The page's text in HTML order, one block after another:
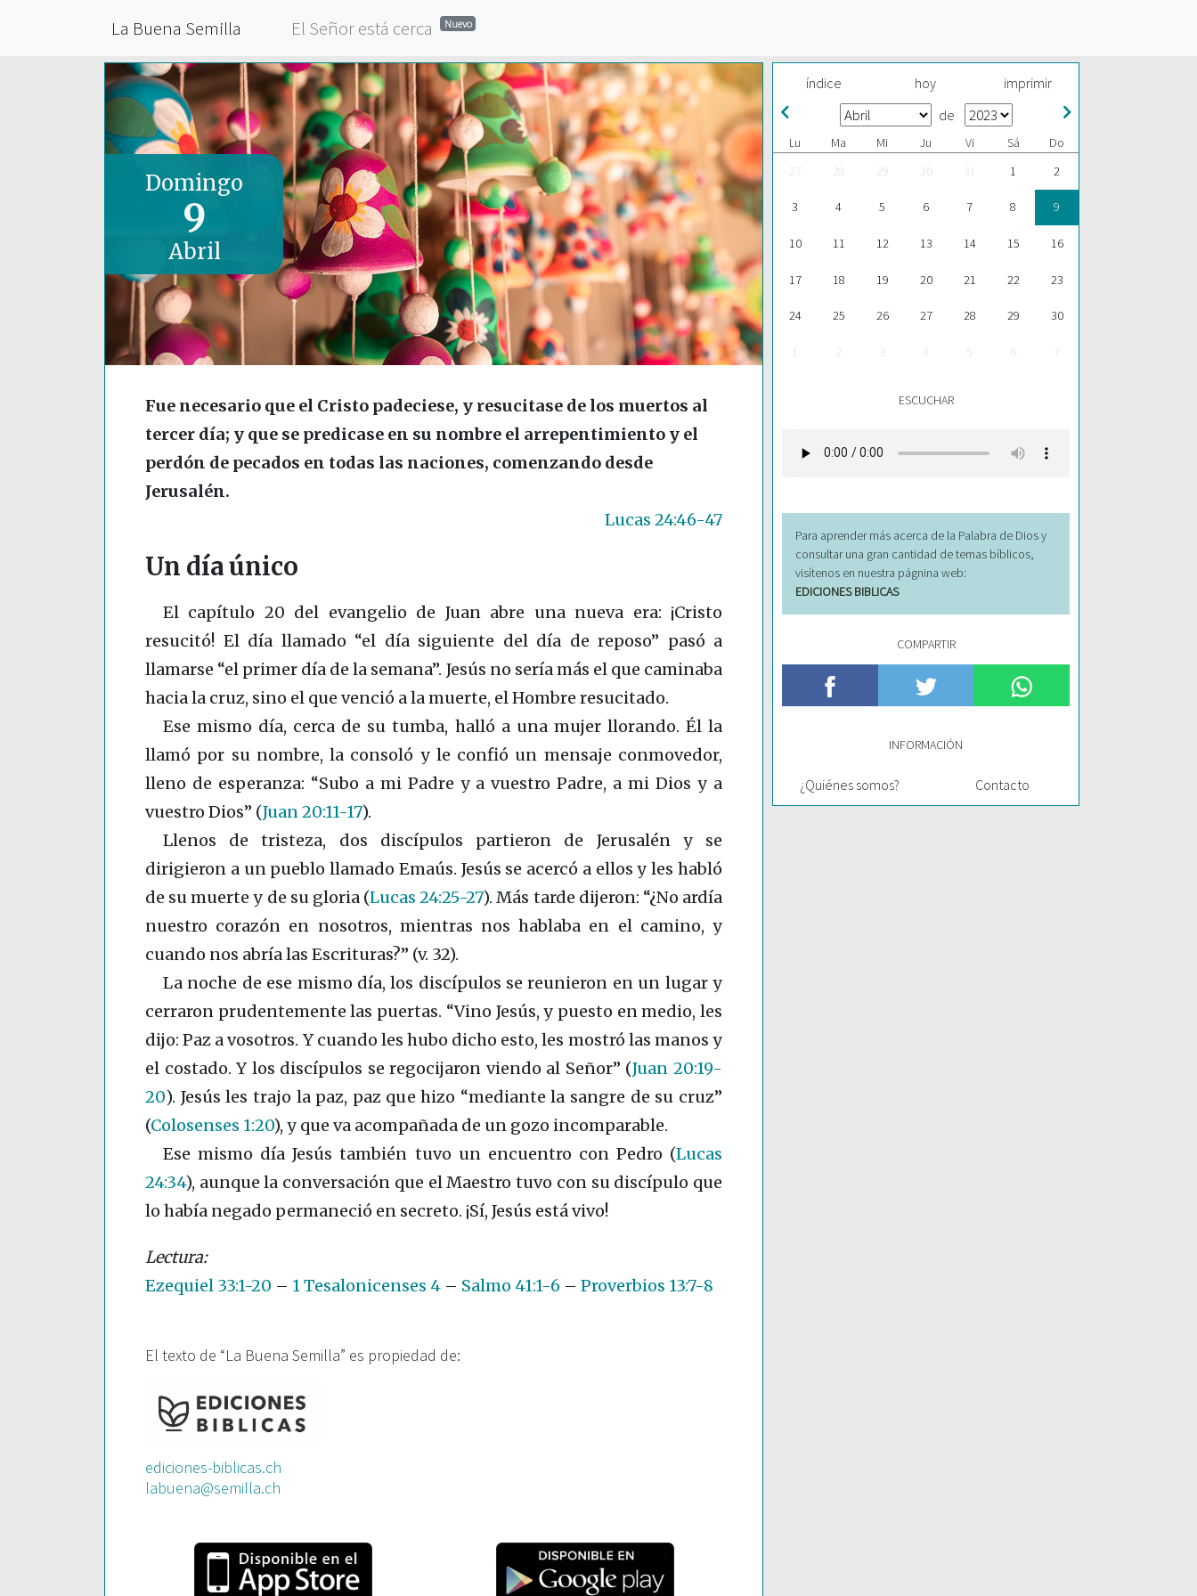
La Buena Semilla El Señor está cerca Nuevo
Domingo
9
Abril
Fue necesario que el Cristo padeciese, y resucitase de los muertos al
tercer día; y que se predicase en su nombre el arrepentimiento y el
perdón de pecados en todas las naciones, comenzando desde
Jerusalén.
Lucas 24:46-47
Un día único
El capítulo 20 del evangelio de Juan abre una nueva era: ¡Cristo
resucitó! El día llamado “el día siguiente del día de reposo” pasó a
llamarse “el primer día de la semana”. Jesús no sería más el que caminaba
hacia la cruz, sino el que venció a la muerte, el Hombre resucitado.
Ese mismo día, cerca de su tumba, halló a una mujer llorando. Él la
llamó por su nombre, la consoló y le confió un mensaje conmovedor,
lleno de esperanza: “Subo a mi Padre y a vuestro Padre, a mi Dios y a
vuestro Dios” (Juan 20:11-17).
Llenos de tristeza, dos discípulos partieron de Jerusalén y se
dirigieron a un pueblo llamado Emaús. Jesús se acercó a ellos y les habló
de su muerte y de su gloria (Lucas 24:25-27). Más tarde dijeron: “¿No ardía
nuestro corazón en nosotros, mientras nos hablaba en el camino, y
cuando nos abría las Escrituras?” (v. 32).
La noche de ese mismo día, los discípulos se reunieron en un lugar y
cerraron prudentemente las puertas. “Vino Jesús, y puesto en medio, les
dijo: Paz a vosotros. Y cuando les hubo dicho esto, les mostró las manos y
el costado. Y los discípulos se regocijaron viendo al Señor” (Juan 20:19-
20). Jesús les trajo la paz, paz que hizo “mediante la sangre de su cruz”
(Colosenses 1:20), y que va acompañada de un gozo incomparable.
Ese mismo día Jesús también tuvo un encuentro con Pedro (Lucas
24:34), aunque la conversación que el Maestro tuvo con su discípulo que
lo había negado permaneció en secreto. ¡Sí, Jesús está vivo!
Ezequiel 33:1-20 – 1 Tesalonicenses 4 – Salmo 41:1-6 – Proverbios 13:7-8
El texto de “La Buena Semilla” es propiedad de:
ediciones-biblicas.ch
labuena@semilla.ch
índice hoy imprimir
de
Lu Ma Mi Ju Vi Sá
Do
27
28 29 30 31 1 2
3 4 5 6 7 8 9
10 11 12 13 14 15 16
17 18 19 20 21 22 23
24 25 26 27 28 29 30
1 2 3 4 5 6 7
ESCUCHAR
Para aprender más acerca de la Palabra de Dios y
consultar una gran cantidad de temas bíblicos,
visítenos en nuestra págnina web:
EDICIONES BIBLICAS
COMPARTIR
INFORMACIÓN
¿Quiénes somos? Contacto